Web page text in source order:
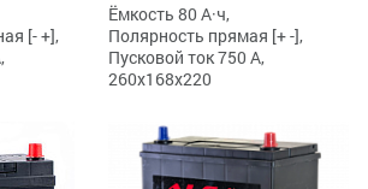
[- +],
Ёмкость 80 А·ч,
Полярность прямая [+ -],
Пусковой ток 750 А,
260x168x220